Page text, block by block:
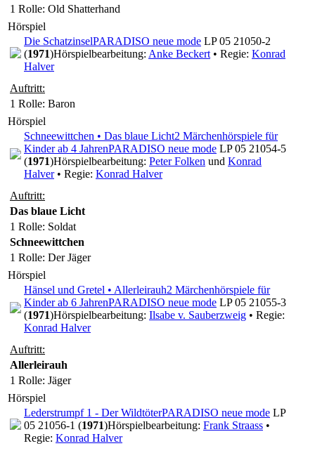
1 Rolle: Old Shatterhand
Hörspiel
Die SchatzinselPARADISO neue mode LP 05 21050-2
(1971)Hörspielbearbeitung: Anke Beckert • Regie: Konrad
Halver
Auftritt:
1 Rolle: Baron
Hörspiel
Schneewittchen • Das blaue Licht2 Märchenhörspiele für
Kinder ab 4 JahrenPARADISO neue mode LP 05 21054-5
(1971)Hörspielbearbeitung: Peter Folken und Konrad
Halver• Regie: Konrad Halver
Auftritt:
Das blaue Licht
1 Rolle: Soldat
Schneewittchen
1 Rolle: Der Jäger
Hörspiel
Hänsel und Gretel • Allerleirauh2 Märchenhörspiele für
Kinder ab 6 JahrenPARADISO neue mode LP 05 21055-3
(1971)Hörspielbearbeitung: Ilsabe v. Sauberzweig • Regie:
Konrad Halver
Auftritt:
Allerleirauh
1 Rolle: Jäger
Hörspiel
Lederstrumpf 1 - Der WildtöterPARADISO neue mode LP
05 21056-1 (1971)Hörspielbearbeitung: Frank Straass •
Regie: Konrad Halver